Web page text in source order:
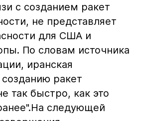
с созданием ракет
не представляет
для США и
По словам источника
иранская
ракет
так быстро, как это
следующей